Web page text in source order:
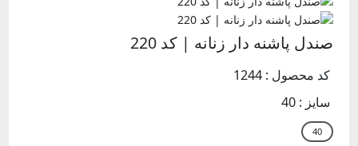
صندل پاشنه دار زنانه | کد 220
کد محصول : 1244
سایز :40